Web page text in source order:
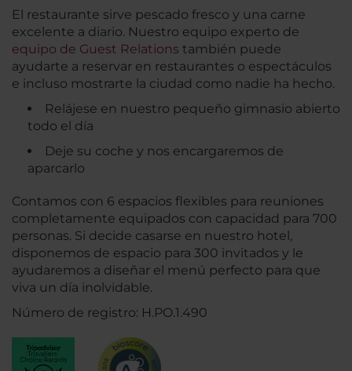
El restaurante sirve pescado fresco y una carne
excelente a diario. Nuestro equipo experto de
equipo de Guest Relations también puede
ayudarte a reservar en restaurantes o espectáculos
e incluso mostrarte la ciudad como nadie ha hecho.
Relájese en nuestro pequeño gimnasio abierto
todo el día
Deje su coche y nos encargaremos de
aparcarlo
Contamos con 6 espacios flexibles para reuniones
completamente equipados con capacidad para 700
personas. Si decide casarse en nuestro hotel,
disponemos de espacio para 300 invitados y le
ayudaremos a diseñar el menú perfecto para que
viva un día inolvidable.
Número de registro: H.PO.1.490